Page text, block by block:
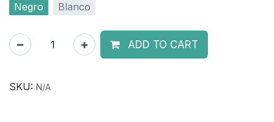
Negro Blanco
ADD TO CART
SKU: N/A